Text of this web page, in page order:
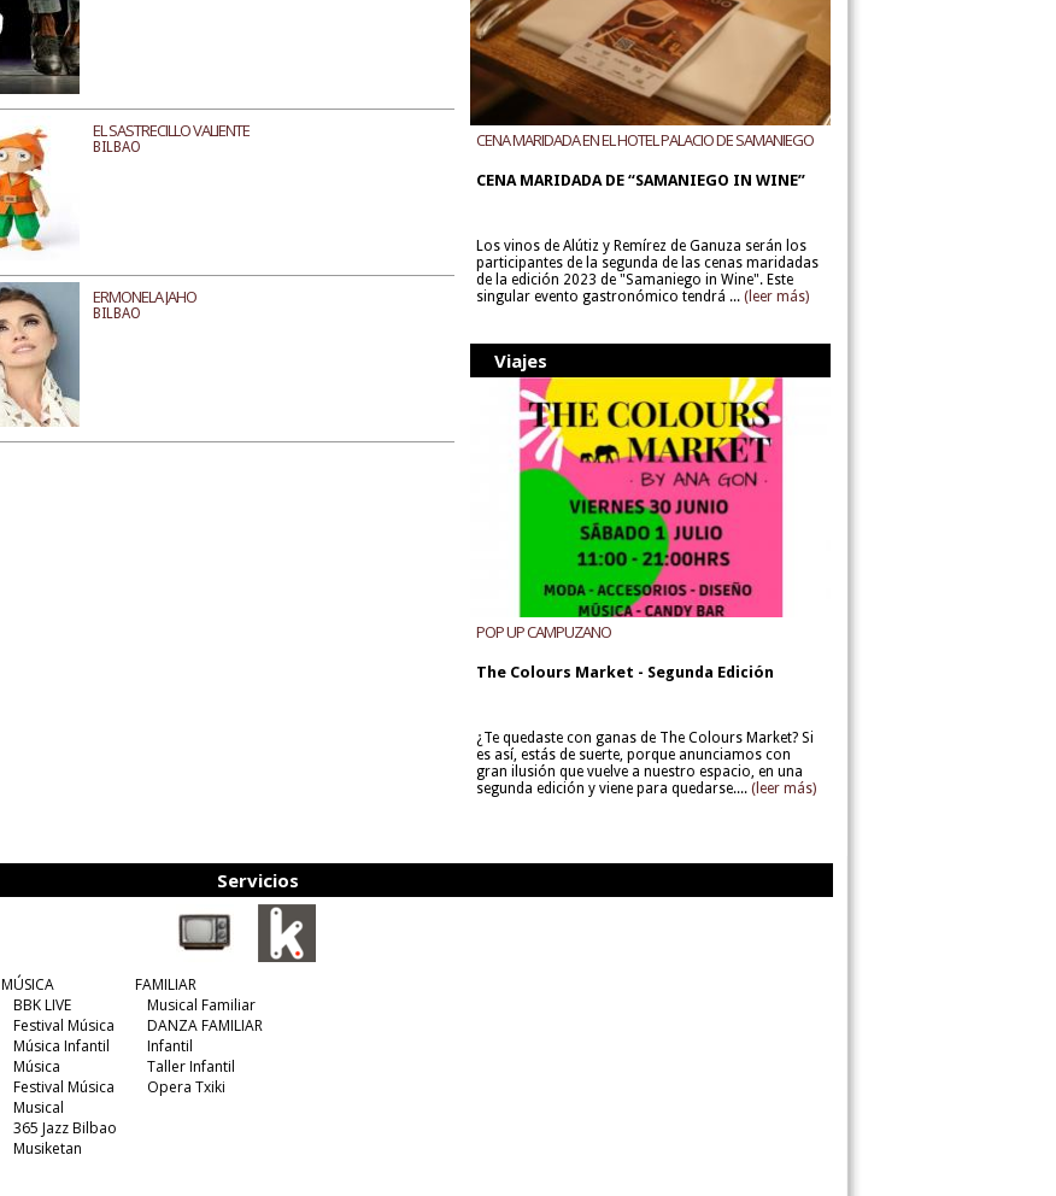
EL SASTRECILLO VALIENTE
BILBAO
ERMONELA JAHO
BILBAO
CENA MARIDADA EN EL HOTEL PALACIO DE SAMANIEGO
CENA MARIDADA DE “SAMANIEGO IN WINE”
Los vinos de Alútiz y Remírez de Ganuza serán los
participantes de la segunda de las cenas maridadas
de la edición 2023 de "Samaniego in Wine". Este
singular evento gastronómico tendrá ... (leer más)
Viajes
POP UP CAMPUZANO
The Colours Market - Segunda Edición
¿Te quedaste con ganas de The Colours Market? Si
es así, estás de suerte, porque anunciamos con
gran ilusión que vuelve a nuestro espacio, en una
segunda edición y viene para quedarse.... (leer más)
Servicios
MÚSICA
BBK LIVE
Festival Música
Música Infantil
Música
Festival Música
Musical
365 Jazz Bilbao
Musiketan
FAMILIAR
Musical Familiar
DANZA FAMILIAR
Infantil
Taller Infantil
Opera Txiki